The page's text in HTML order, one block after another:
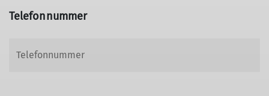
Telefonnummer